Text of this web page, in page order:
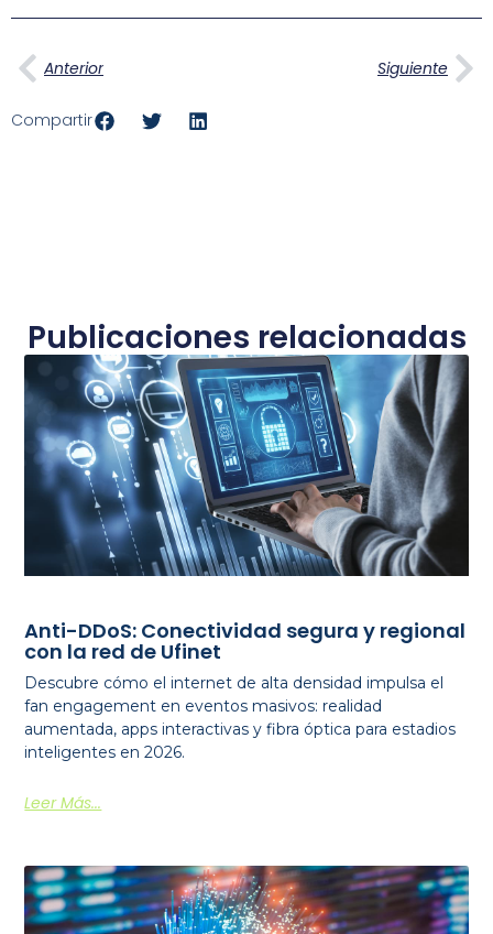
Ant
Anterior Siguiente
Compartir
Publicaciones relacionadas
Anti-DDoS: Conectividad segura y regional
con la red de Ufinet
Descubre cómo el internet de alta densidad impulsa el
fan engagement en eventos masivos: realidad
aumentada, apps interactivas y fibra óptica para estadios
inteligentes en 2026.
Leer Más...